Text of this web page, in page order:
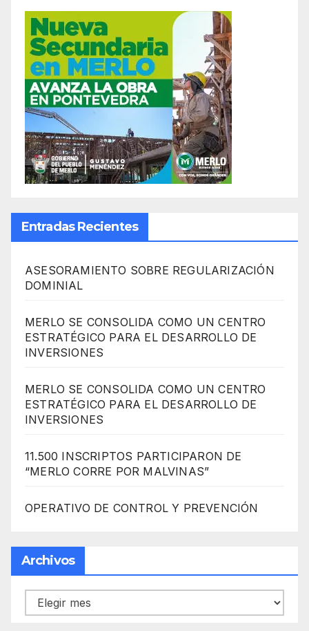
Entradas Recientes
ASESORAMIENTO SOBRE REGULARIZACIÓN
DOMINIAL
MERLO SE CONSOLIDA COMO UN CENTRO
ESTRATÉGICO PARA EL DESARROLLO DE
INVERSIONES
MERLO SE CONSOLIDA COMO UN CENTRO
ESTRATÉGICO PARA EL DESARROLLO DE
INVERSIONES
11.500 INSCRIPTOS PARTICIPARON DE
“MERLO CORRE POR MALVINAS”
OPERATIVO DE CONTROL Y PREVENCIÓN
Archivos
Archivos